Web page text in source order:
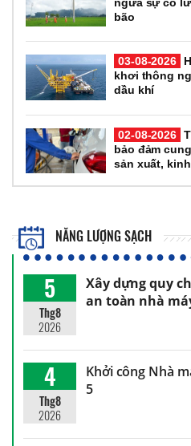
bão
03-08-2026
khơi thông
dầu khí
02-08-2026
bảo đảm
sản xuất,
NĂNG LƯỢNG SẠCH
5
Thg8
2026
Xây dựng quy
an toàn nhà
4
Thg8
2026
Khởi công Nhà
5